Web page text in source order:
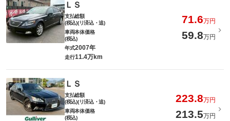
ＬＳ
支払総額
(税込)(リ済込・追)
71.6万円
車両本体価格
(税込)
59.8万円
年式2007年
走行11.4万km
ＬＳ
支払総額
(税込)(リ済込・追)
223.8万円
車両本体価格
(税込)
213.5万円